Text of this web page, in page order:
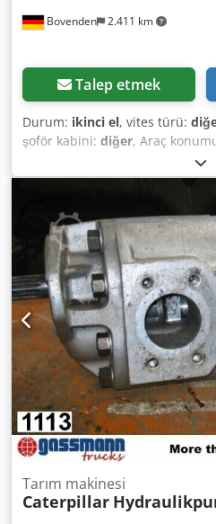
Bovenden 2.411 km
Talep etmek
Durum: ikinci el, vites türü:
şoför kabini: diğer, Araç
greyder için AKSESUAR
ara satış ve hatalar saklıdır!
Tarım makinesi
Caterpillar